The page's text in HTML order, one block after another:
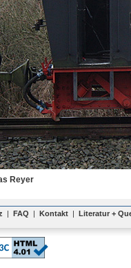
Reyer
| FAQ | Kontakt | Literatur +